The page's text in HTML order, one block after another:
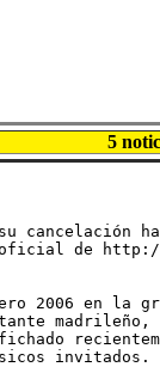
5
cancelación
de http://
2006 en la
fichado
invitados.